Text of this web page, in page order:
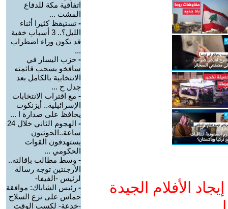
الأفلام الجيدة
اتفاقية مكة للدفاع
المشت ...
- تستيقظ كثيرا أثناء
الليل؟.. 3 أسباب خفية
قد تكون وراء اضطراب
...
- حزب اليسار في
سافخو يسحب قائمته
الانتخابية بالكامل بعد
جدل ح ...
- مع اقتراب الانتخابات
الإسرائيلية.. أيزنكوت
يحافظ على صدارة ا ...
-
الهجوم الثاني خلال 24
ساعة..الحوثيون
يستهدفون القوات
الحكومي ...
- وسط مطالب بإقالته..
الأرجنتين توجه رسالة
لرئيس -الفيفا-
- رئيس الشاباك: موافقة
حماس على نزع السلاح
-خدعة- لكسب الوقت